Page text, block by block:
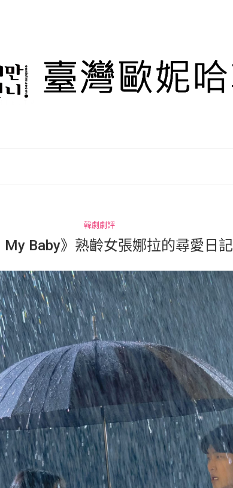
韓劇劇評
My Baby》熟齡女張娜拉的尋愛日記